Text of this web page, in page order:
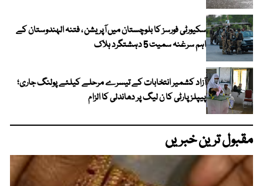
سکیورٹی فورسز کا بلوچستان میں آپریشن ، فتنہ الہندوستان کے
اہم سرغنہ سمیت 5 دہشتگرد ہلاک
آزاد کشمیر انتخابات کے تیسرے مرحلے کیلئے پولنگ جاری؛
پیپلز پارٹی کا ن لیگ پر دھاندلی کا الزام
مقبول ترین خبریں